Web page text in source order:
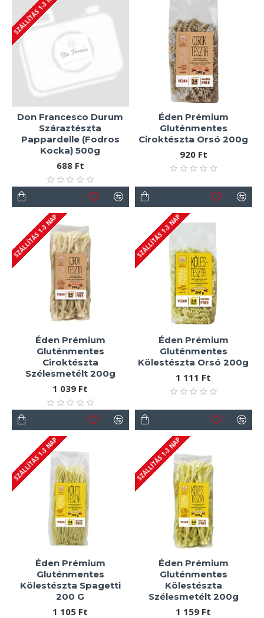
SZÁLLÍTÁS 1-3 NAP
Don Francesco Durum
Száraztészta
Pappardelle (Fodros
Kocka) 500g
688 Ft
Éden Prémium
Gluténmentes
Ciroktészta Orsó 200g
920 Ft
SZÁLLÍTÁS 1-3 NAP
Éden Prémium
Gluténmentes
Ciroktészta
Szélesmetélt 200g
1 039 Ft
SZÁLLÍTÁS 1-3 NAP
Éden Prémium
Gluténmentes
Kölestészta Orsó 200g
1 111 Ft
SZÁLLÍTÁS 1-3 NAP
Éden Prémium
Gluténmentes
Kölestészta Spagetti
200 G
1 105 Ft
SZÁLLÍTÁS 1-3 NAP
Éden Prémium
Gluténmentes
Kölestészta
Szélesmetélt 200g
1 159 Ft